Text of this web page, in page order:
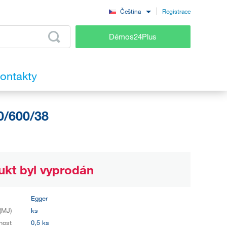
Čeština Registrace
Démos24Plus
600/38
byl vyprodán
Egger
ks
0,5 ks